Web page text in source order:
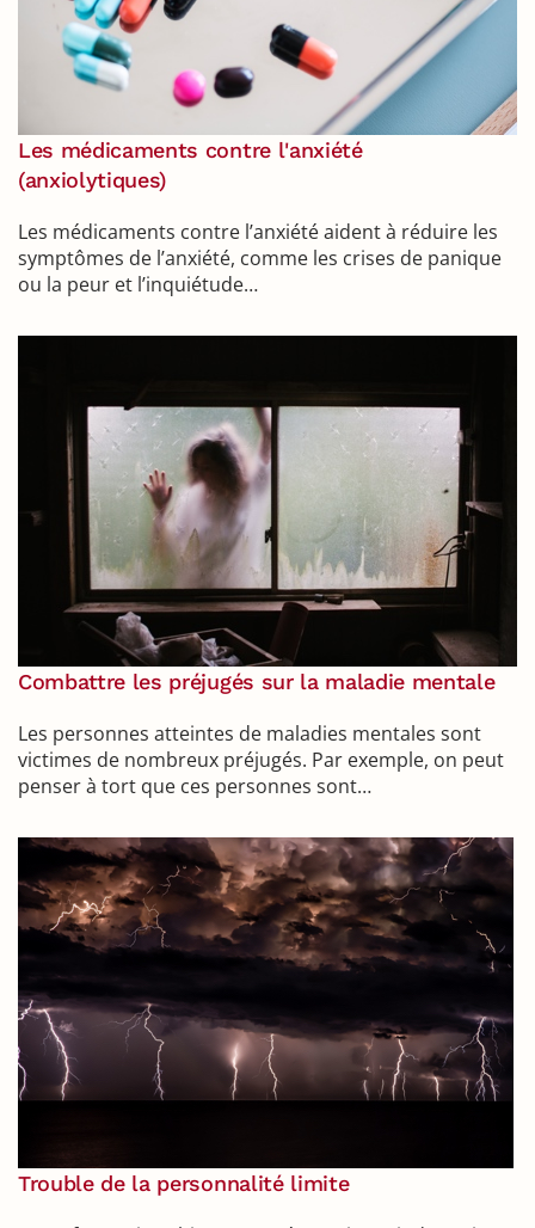
Les médicaments contre l'anxiété
(anxiolytiques)
Les médicaments contre l’anxiété aident à réduire les
symptômes de l’anxiété, comme les crises de panique
ou la peur et l’inquiétude…
Combattre les préjugés sur la maladie mentale
Les personnes atteintes de maladies mentales sont
victimes de nombreux préjugés. Par exemple, on peut
penser à tort que ces personnes sont…
Trouble de la personnalité limite